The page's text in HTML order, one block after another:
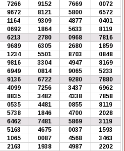
7266 9152 7669
0072
9672 8121 5800
6572
1164 9309 4877
0401
0692 1864 5633
8119
6213 2780 0968
7816
9689 6305 2680
1859
1234 5501 8703
0848
9816 3304 4947
8169
6949 0814 9065
5233
9136 6722 9280
7880
4099 7256 3437
6962
8835 3482 4338
7858
0535 4481 0855
8119
5738 1846 4700
2028
6462 7481 5869
3119
5163 4675 0037
1593
1065 0087 4568
3463
2163 1938 4987
2202